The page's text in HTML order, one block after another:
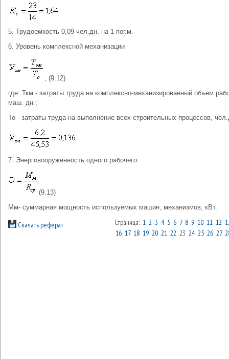
5. Трудоемкость 0,09 чел.дн. на 1 пог.м.
6. Уровень комплексной механизации
, (9.12)
где: Ткм - затраты труда на комплексно-механизированный объем
маш. дн.;
То - затраты труда на выполнение всех строительных процессов,
7. Энерговооруженность одного рабочего:
(9.13)
Мм- суммарная мощность используемых машин, механизмов, кВт.
Скачать реферат Страница: 1 2 3 4 5 6 7 8 9 10 11 12
16 17 18 19 20 21 22 23 24 25 26 27